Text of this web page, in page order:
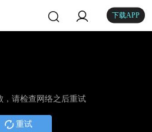
下载APP
，请检查网络之后重试
重试